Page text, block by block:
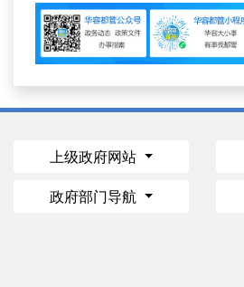
上级政府网站
政府部门导航